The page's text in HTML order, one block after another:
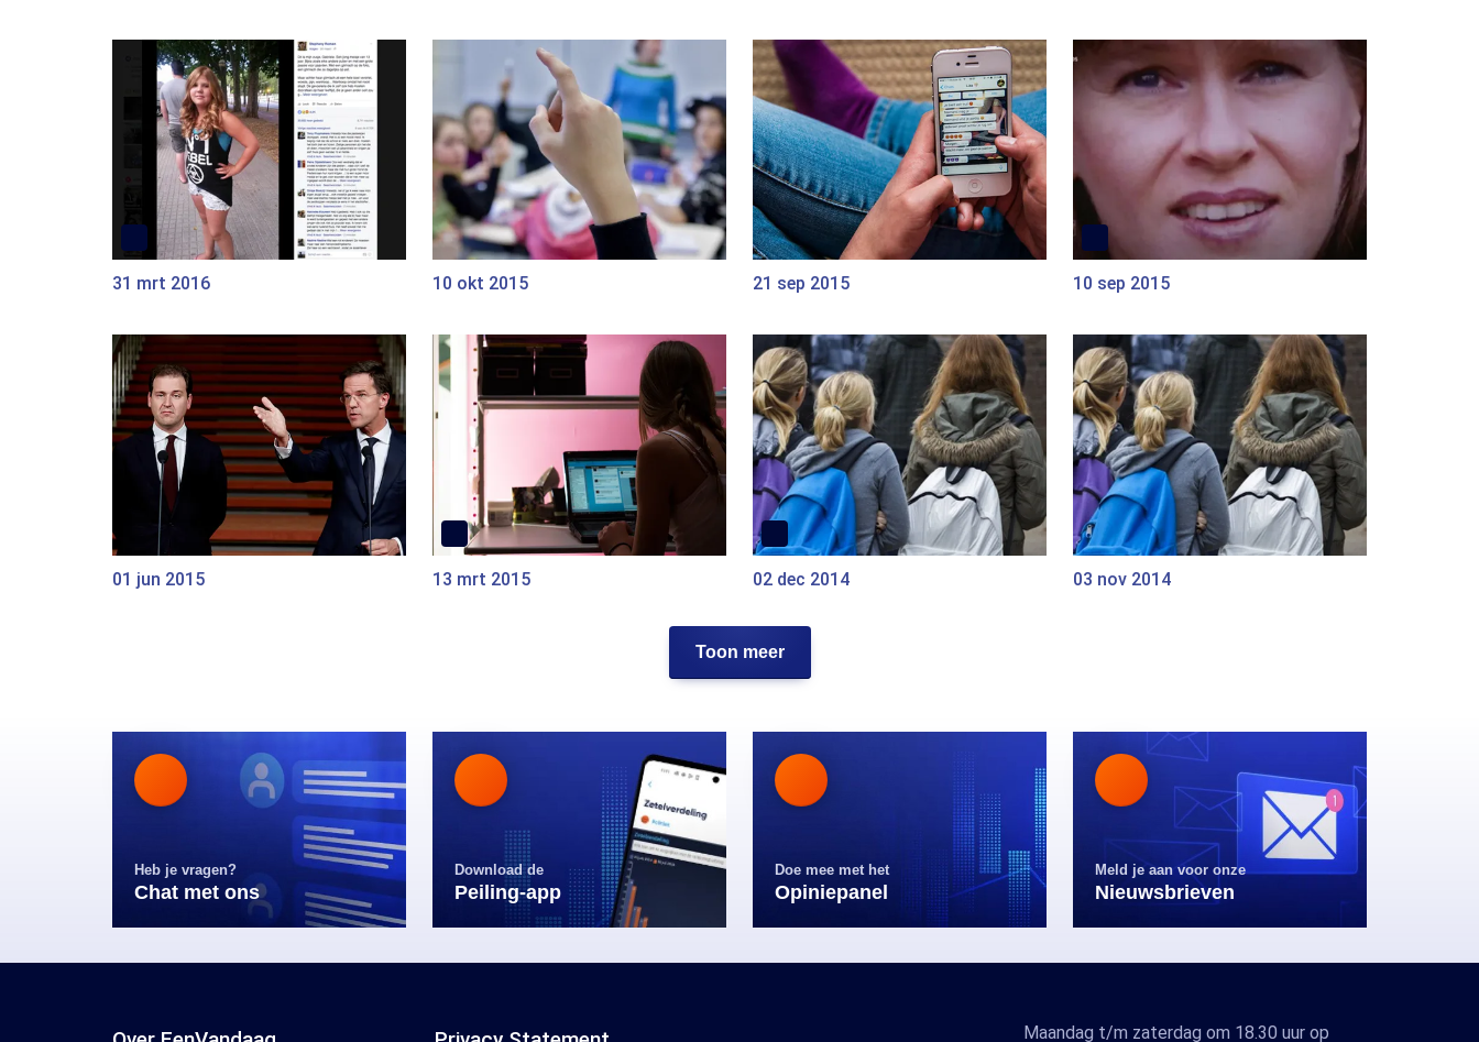
31 mrt 2016 10 okt 2015 21 sep 2015 10 sep 2015
01 jun 2015 13 mrt 2015 02 dec 2014 03 nov 2014
Toon meer
Heb je vragen?
Chat met ons
Download de
Peiling-app
Doe mee met het
Opiniepanel
Meld je aan voor onze
Nieuwsbrieven
Maandag t/m zaterdag om 18.30 uur op